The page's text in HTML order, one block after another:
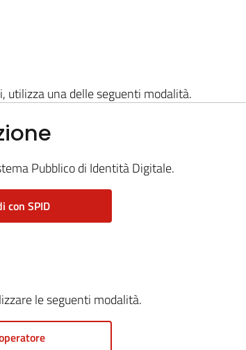
utilizza una delle seguenti modalità.
Pubblico di Identità Digitale.
con SPID
le seguenti modalità.